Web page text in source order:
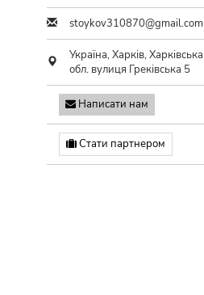
stoykov310870@gmail.com
Україна,Харків,Харківська
обл. вулиця Греківська 5
Написати нам
Стати партнером